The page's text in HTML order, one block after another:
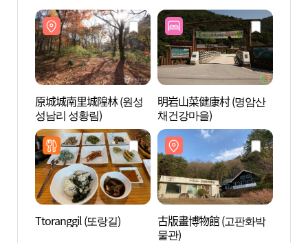
原城城南里城隍林 (원성
성남리 성황림)
明岩山菜健康村 (명암산
채건강마을)
Ttoranggil (또랑길)
古版畫博物館 (고판화박
물관)